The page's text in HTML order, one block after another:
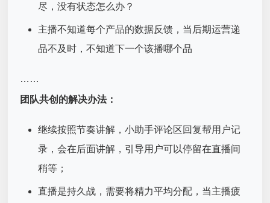
尽，没有状态怎么办？
主播不知道每个产品的数据反馈，当后期运营递
品不及时，不知道下一个该播哪个品
……
团队共创的解决办法：
继续按照节奏讲解，小助手评论区回复帮用户记
录，会在后面讲解，引导用户可以停留在直播间
稍等；
直播是持久战，需要将精力平均分配，当主播疲